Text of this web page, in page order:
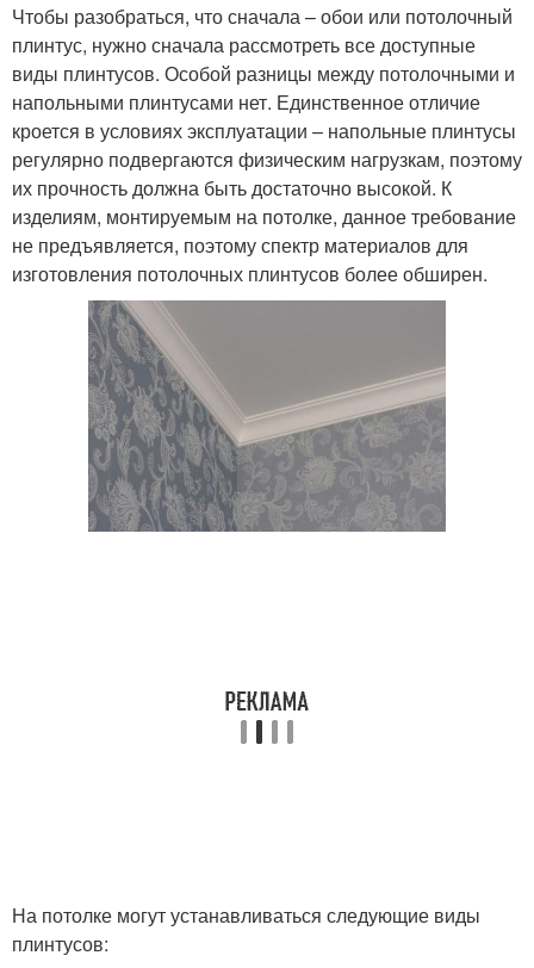
Чтобы разобраться, что сначала – обои или потолочный
плинтус, нужно сначала рассмотреть все доступные
виды плинтусов. Особой разницы между потолочными и
напольными плинтусами нет. Единственное отличие
кроется в условиях эксплуатации – напольные плинтусы
регулярно подвергаются физическим нагрузкам, поэтому
их прочность должна быть достаточно высокой. К
изделиям, монтируемым на потолке, данное требование
не предъявляется, поэтому спектр материалов для
изготовления потолочных плинтусов более обширен.
На потолке могут устанавливаться следующие виды
плинтусов: